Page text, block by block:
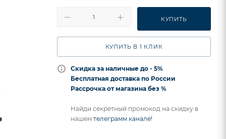
КУПИТЬ
КУПИТЬ В 1 КЛИК
Скидка за наличные до - 5%
Бесплатная доставка по России
Рассрочка от магазина без %
Найди секретный промокод на скидку в
нашем телеграмм канале!